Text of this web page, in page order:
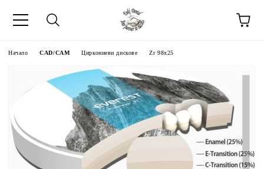
Начало CAD/CAM Циркониеви дискове Zr 98x25